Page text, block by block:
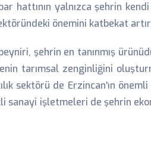
hattının yalnızca şehrin
önemini katbekat
şehrin en tanınmış
tarımsal zenginliğini
sektörü de Erzincan'ın
sanayi işletmeleri de şehrin